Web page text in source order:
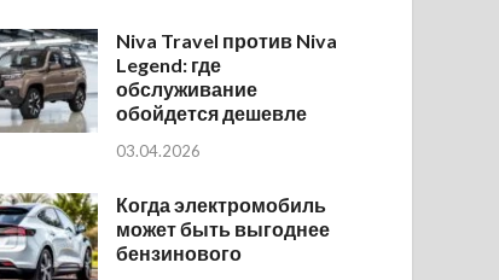
Niva Travel против Niva
Legend: где
обслуживание
обойдется дешевле
03.04.2026
Когда электромобиль
может быть выгоднее
бензинового